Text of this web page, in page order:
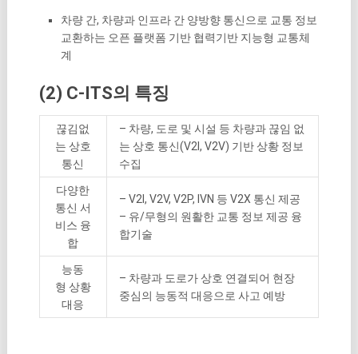
차량 간, 차량과 인프라 간 양방향 통신으로 교통 정보
교환하는 오픈 플랫폼 기반 협력기반 지능형 교통체
계
(2) C-ITS의 특징
끊김없
는 상호
통신
– 차량, 도로 및 시설 등 차량과 끊임 없
는 상호 통신(V2I, V2V) 기반 상황 정보
수집
다양한
통신 서
비스 융
합
– V2I, V2V, V2P, IVN 등 V2X 통신 제공
– 유/무형의 원활한 교통 정보 제공 융
합기술
능동
형 상황
대응
– 차량과 도로가 상호 연결되어 현장
중심의 능동적 대응으로 사고 예방